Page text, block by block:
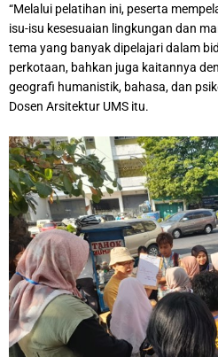
“Melalui pelatihan ini, peserta
isu-isu kesesuaian lingkungan dan
tema yang banyak dipelajari dalam
perkotaan, bahkan juga kaitannya
geografi humanistik, bahasa, dan
Dosen Arsitektur UMS itu.